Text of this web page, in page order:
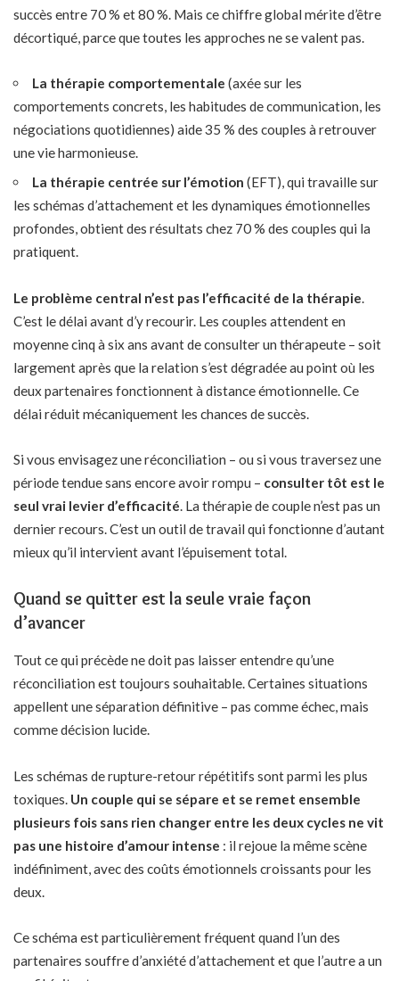
succès entre 70 % et 80 %. Mais ce chiffre global mérite d’être
décortiqué, parce que toutes les approches ne se valent pas.
La thérapie comportementale (axée sur les
comportements concrets, les habitudes de communication, les
négociations quotidiennes) aide 35 % des couples à retrouver
une vie harmonieuse.
La thérapie centrée sur l’émotion (EFT), qui travaille sur
les schémas d’attachement et les dynamiques émotionnelles
profondes, obtient des résultats chez 70 % des couples qui la
pratiquent.
Le problème central n’est pas l’efficacité de la thérapie.
C’est le délai avant d’y recourir. Les couples attendent en
moyenne cinq à six ans avant de consulter un thérapeute – soit
largement après que la relation s’est dégradée au point où les
deux partenaires fonctionnent à distance émotionnelle. Ce
délai réduit mécaniquement les chances de succès.
Si vous envisagez une réconciliation – ou si vous traversez une
période tendue sans encore avoir rompu – consulter tôt est le
seul vrai levier d’efficacité. La thérapie de couple n’est pas un
dernier recours. C’est un outil de travail qui fonctionne d’autant
mieux qu’il intervient avant l’épuisement total.
Quand se quitter est la seule vraie façon
d’avancer
Tout ce qui précède ne doit pas laisser entendre qu’une
réconciliation est toujours souhaitable. Certaines situations
appellent une séparation définitive – pas comme échec, mais
comme décision lucide.
Les schémas de rupture-retour répétitifs sont parmi les plus
toxiques. Un couple qui se sépare et se remet ensemble
plusieurs fois sans rien changer entre les deux cycles ne vit
pas une histoire d’amour intense : il rejoue la même scène
indéfiniment, avec des coûts émotionnels croissants pour les
deux.
Ce schéma est particulièrement fréquent quand l’un des
partenaires souffre d’anxiété d’attachement et que l’autre a un